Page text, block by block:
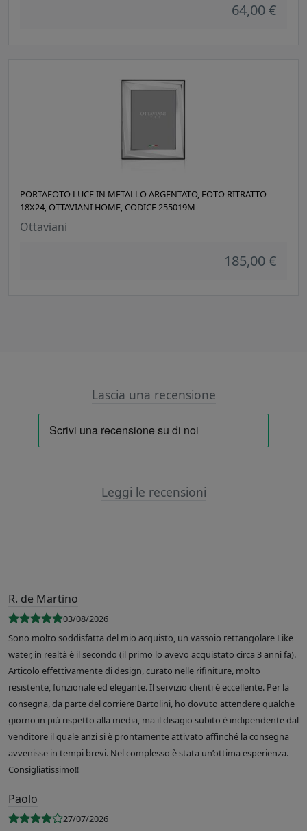
64,00 €
PORTAFOTO LUCE IN METALLO ARGENTATO, FOTO RITRATTO
18X24, OTTAVIANI HOME, CODICE 255019M
Ottaviani
185,00 €
Lascia una recensione
Leggi le recensioni
R. de Martino
03/08/2026
Sono molto soddisfatta del mio acquisto, un vassoio rettangolare Like
water, in realtà è il secondo (il primo lo avevo acquistato circa 3 anni fa).
Articolo effettivamente di design, curato nelle rifiniture, molto
resistente, funzionale ed elegante. Il servizio clienti è eccellente. Per la
consegna, da parte del corriere Bartolini, ho dovuto attendere qualche
giorno in più rispetto alla media, ma il disagio subito è indipendente dal
venditore il quale anzi si è prontamente attivato affinché la consegna
avvenisse in tempi brevi. Nel complesso è stata un’ottima esperienza.
Consigliatissimo!!
Paolo
27/07/2026